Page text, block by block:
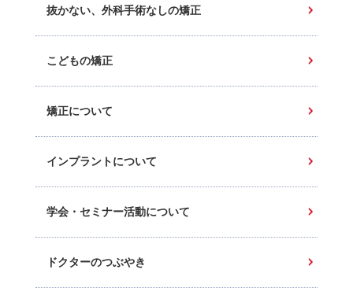
抜かない、外科手術なしの矯正
こどもの矯正
矯正について
インプラントについて
学会・セミナー活動について
ドクターのつぶやき